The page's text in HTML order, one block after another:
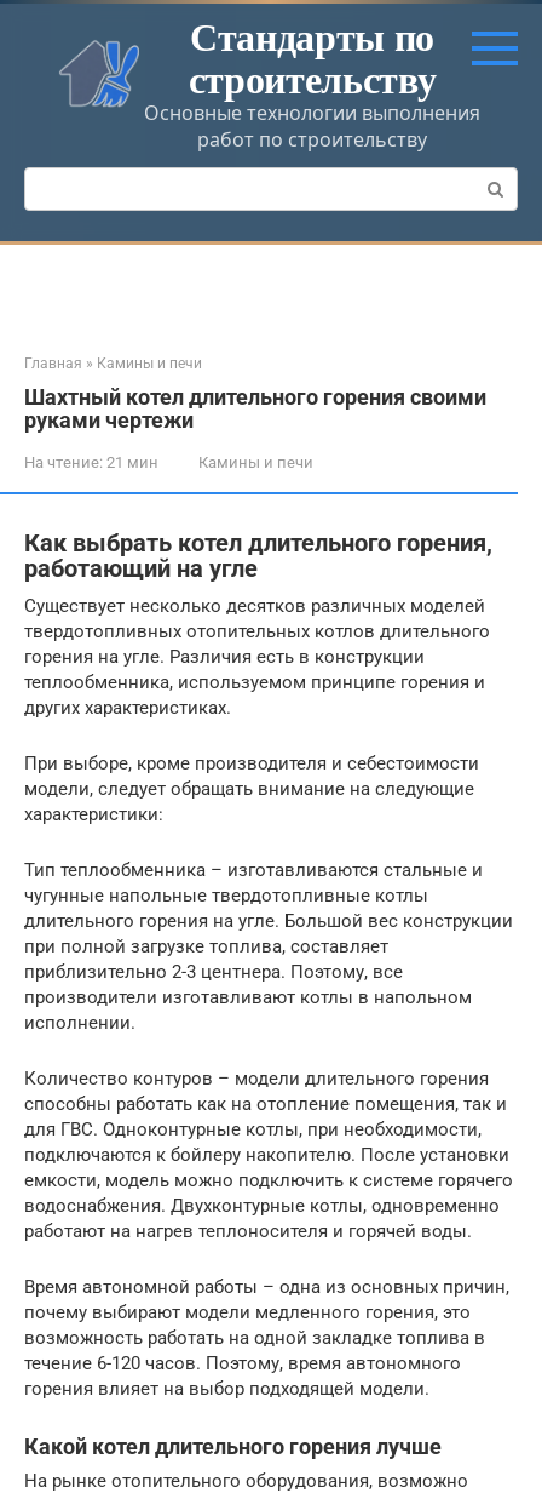
Перейти
контенту
Стандарты по
строительству
Основные технологии выполнения
работ по строительству
Поиск:
Главная » Камины и печи
Шахтный котел длительного горения своими
руками чертежи
На чтение: 21 мин Камины и печи
Как выбрать котел длительного горения,
работающий на угле
Существует несколько десятков различных моделей
твердотопливных отопительных котлов длительного
горения на угле. Различия есть в конструкции
теплообменника, используемом принципе горения и
других характеристиках.
При выборе, кроме производителя и себестоимости
модели, следует обращать внимание на следующие
характеристики:
Тип теплообменника – изготавливаются стальные и
чугунные напольные твердотопливные котлы
длительного горения на угле. Большой вес конструкции
при полной загрузке топлива, составляет
приблизительно 2-3 центнера. Поэтому, все
производители изготавливают котлы в напольном
исполнении.
Количество контуров – модели длительного горения
способны работать как на отопление помещения, так и
для ГВС. Одноконтурные котлы, при необходимости,
подключаются к бойлеру накопителю. После установки
емкости, модель можно подключить к системе горячего
водоснабжения. Двухконтурные котлы, одновременно
работают на нагрев теплоносителя и горячей воды.
Время автономной работы – одна из основных причин,
почему выбирают модели медленного горения, это
возможность работать на одной закладке топлива в
течение 6-120 часов. Поэтому, время автономного
горения влияет на выбор подходящей модели.
Какой котел длительного горения лучше
На рынке отопительного оборудования, возможно